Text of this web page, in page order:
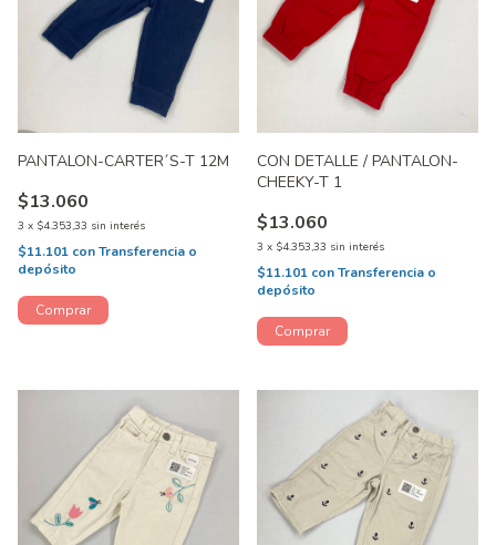
PANTALON-CARTER´S-T 12M
$13.060
3 x $4.353,33 sin interés
$11.101 conTransferencia o
depósito
CON DETALLE / PANTALON-
CHEEKY-T 1
$13.060
3 x $4.353,33 sin interés
$11.101 conTransferencia o
depósito